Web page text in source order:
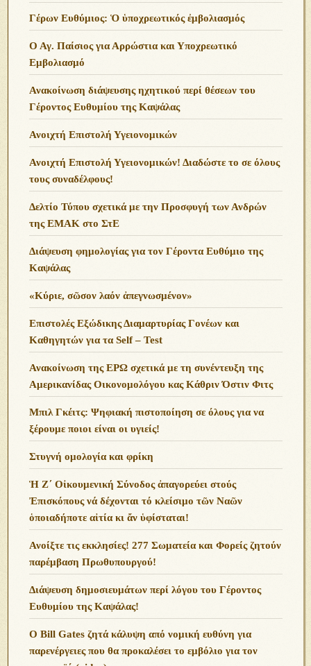
Γέρων Ευθύμιος: Ὁ ὑποχρεωτικός ἐμβολιασμός
Ο Αγ. Παίσιος για Αρρώστια και Υποχρεωτικό
Εμβολιασμό
Ανακοίνωση διάψευσης ηχητικού περί θέσεων του
Γέροντος Ευθυμίου της Καψάλας
Ανοιχτή Επιστολή Υγειονομικών
Ανοιχτή Επιστολή Υγειονομικών! Διαδώστε το σε όλους
τους συναδέλφους!
Δελτίο Τύπου σχετικά με την Προσφυγή των Ανδρών
της ΕΜΑΚ στο ΣτΕ
Διάψευση φημολογίας για τον Γέροντα Ευθύμιο της
Καψάλας
«Κύριε, σῶσον λαόν ἀπεγνωσμένον»
Επιστολές Εξώδικης Διαμαρτυρίας Γονέων και
Καθηγητών για τα Self – Test
Ανακοίνωση της ΕΡΩ σχετικά με τη συνέντευξη της
Αμερικανίδας Οικονομολόγου κας Κάθριν Όστιν Φιτς
Μπιλ Γκέιτς: Ψηφιακή πιστοποίηση σε όλους για να
ξέρουμε ποιοι είναι οι υγιείς!
Στυγνή ομολογία και φρίκη
Ἡ Ζ΄ Οἰκουμενική Σύνοδος ἀπαγορεύει στούς
Ἐπισκόπους νά δέχονται τό κλείσιμο τῶν Ναῶν
ὁποιαδήποτε αἰτία κι ἄν ὑφίσταται!
Ανoίξτε τις εκκλησίες! 277 Σωματεία και Φορείς ζητούν
παρέμβαση Πρωθυπουργού!
Διάψευση δημοσιευμάτων περί λόγου του Γέροντος
Ευθυμίου της Καψάλας!
O Bill Gates ζητά κάλυψη από νομική ευθύνη για
παρενέργειες που θα προκαλέσει το εμβόλιο για τον